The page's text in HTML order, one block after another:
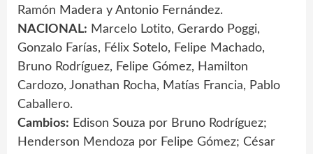
Ramón Madera y Antonio Fernández.
NACIONAL: Marcelo Lotito, Gerardo Poggi,
Gonzalo Farías, Félix Sotelo, Felipe Machado,
Bruno Rodríguez, Felipe Gómez, Hamilton
Cardozo, Jonathan Rocha, Matías Francia, Pablo
Caballero.
Cambios: Edison Souza por Bruno Rodríguez;
Henderson Mendoza por Felipe Gómez; César